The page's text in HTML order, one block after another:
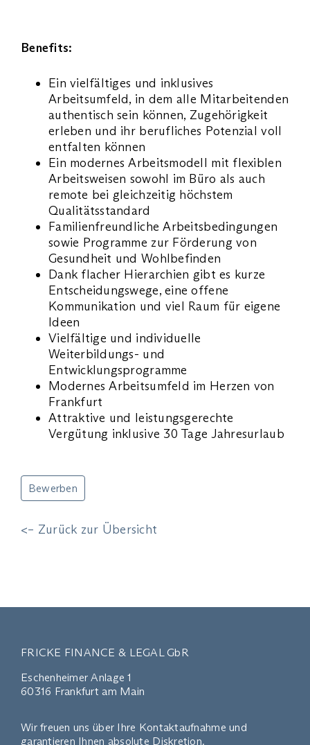
Benefits:
Ein vielfältiges und inklusives
Arbeitsumfeld, in dem alle Mitarbeitenden
authentisch sein können, Zugehörigkeit
erleben und ihr berufliches Potenzial voll
entfalten können
Ein modernes Arbeitsmodell mit flexiblen
Arbeitsweisen sowohl im Büro als auch
remote bei gleichzeitig höchstem
Qualitätsstandard
Familienfreundliche Arbeitsbedingungen
sowie Programme zur Förderung von
Gesundheit und Wohlbefinden
Dank flacher Hierarchien gibt es kurze
Entscheidungswege, eine offene
Kommunikation und viel Raum für eigene
Ideen
Vielfältige und individuelle
Weiterbildungs- und
Entwicklungsprogramme
Modernes Arbeitsumfeld im Herzen von
Frankfurt
Attraktive und leistungsgerechte
Vergütung inklusive 30 Tage Jahresurlaub
Bewerben
<– Zurück zur Übersicht
FRICKE FINANCE & LEGAL GbR
Eschenheimer Anlage 1
60316 Frankfurt am Main
Wir freuen uns über Ihre Kontaktaufnahme und
garantieren Ihnen absolute Diskretion.